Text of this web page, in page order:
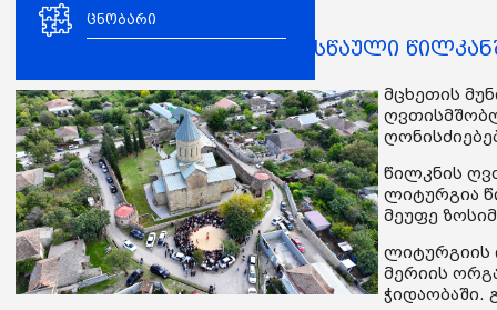
ცნობარი
ღვთისმშობლობის დღესასწაული
მცხეთის
წილკნის
ლიტურგია
მეუფე
ლიტურგიის
მერიის
ჭიდაობაში.